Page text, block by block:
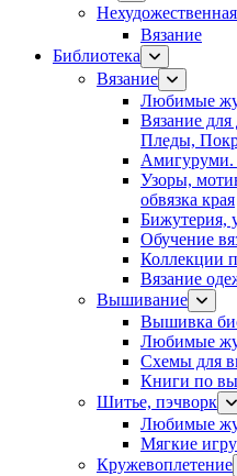
Вязание
Библиотека
Вязание
Любимые
Вязание
Пледы,
Амигуруми.
Узоры,
обвязка края
Бижутерия,
Обучение
Коллекции
Вязание
Вышивание
Вышивка
Любимые
Схемы для
Книги по
Шитье, пэчворк
Любимые
Мягкие
Кружевоплетение